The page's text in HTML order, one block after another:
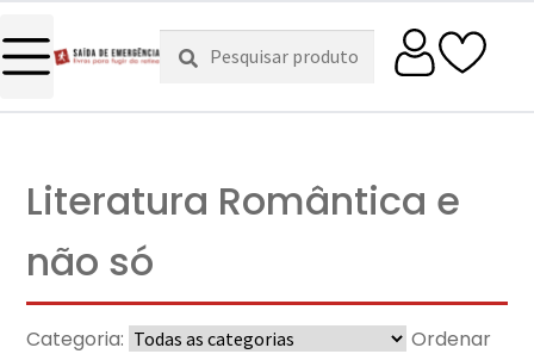
Pesquisar
por:
Pesquisa
Literatura Romântica e
não só
Categoria:
Ordenar